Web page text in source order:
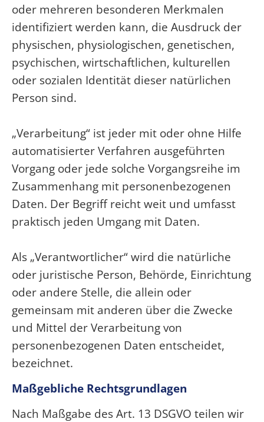
oder mehreren besonderen Merkmalen
identifiziert werden kann, die Ausdruck der
physischen, physiologischen, genetischen,
psychischen, wirtschaftlichen, kulturellen
oder sozialen Identität dieser natürlichen
Person sind.
„Verarbeitung“ ist jeder mit oder ohne Hilfe
automatisierter Verfahren ausgeführten
Vorgang oder jede solche Vorgangsreihe im
Zusammenhang mit personenbezogenen
Daten. Der Begriff reicht weit und umfasst
praktisch jeden Umgang mit Daten.
Als „Verantwortlicher“ wird die natürliche
oder juristische Person, Behörde, Einrichtung
oder andere Stelle, die allein oder
gemeinsam mit anderen über die Zwecke
und Mittel der Verarbeitung von
personenbezogenen Daten entscheidet,
bezeichnet.
Maßgebliche Rechtsgrundlagen
Nach Maßgabe des Art. 13 DSGVO teilen wir